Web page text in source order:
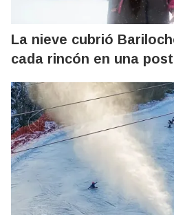
La nieve cubrió
cada rincón en una